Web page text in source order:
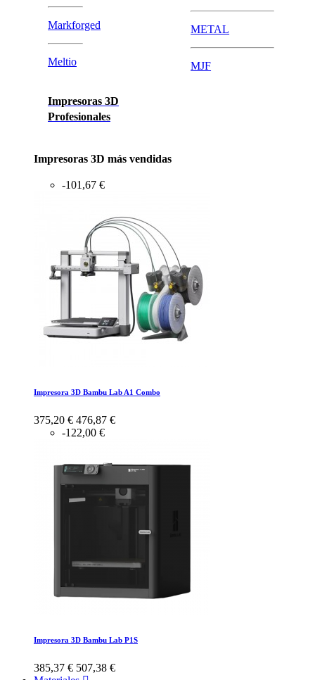
Markforged
Meltio
Impresoras 3D
Profesionales
METAL
MJF
Impresoras 3D más vendidas
-101,67 €
Impresora 3D Bambu Lab A1 Combo
375,20 € 476,87 €
-122,00 €
Impresora 3D Bambu Lab P1S
385,37 € 507,38 €